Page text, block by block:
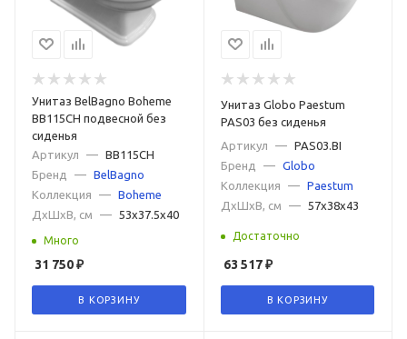
Унитаз BelBagno Boheme
BB115CH подвесной без
сиденья
Артикул
— BB115CH
Бренд
— BelBagno
Коллекция
— Boheme
ДxШxВ, см
— 53x37.5x40
Много
31 750₽
В КОРЗИНУ
Унитаз Globo Paestum
PAS03 без сиденья
Артикул
—
PAS03.BI
Бренд
—
Globo
Коллекция
—
Paestum
ДxШxВ, см
— 57x38x43
Достаточно
63 517₽
В КОРЗИНУ